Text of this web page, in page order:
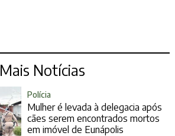
Mais Notícias
Polícia
Mulher é levada à delegacia após
cães serem encontrados mortos
em imóvel de Eunápolis